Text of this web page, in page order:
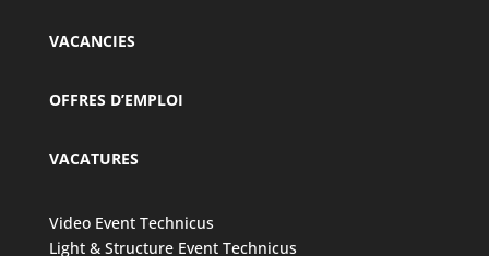
VACANCIES
OFFRES D’EMPLOI
VACATURES
Video Event Technicus
Light & Structure Event Technicus